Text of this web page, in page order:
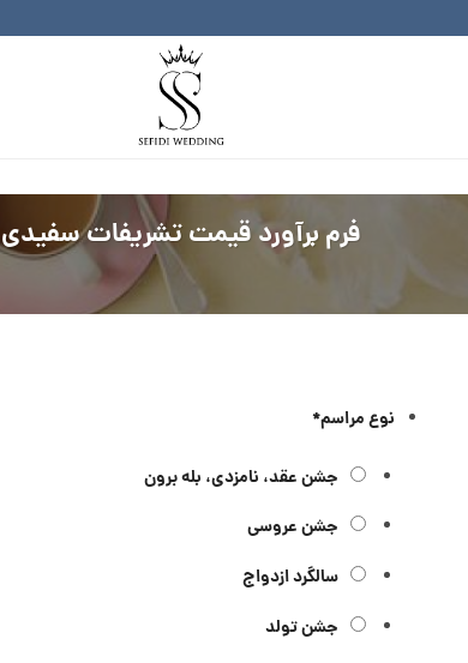
فرم برآورد قیمت تشریفات سفیدی
نوع مراسم*
جشن عقد، نامزدی، بله برون
جشن عروسی
سالگرد ازدواج
جشن تولد